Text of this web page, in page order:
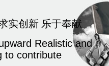
实创新 乐于奉献
Realistic and
to contribute